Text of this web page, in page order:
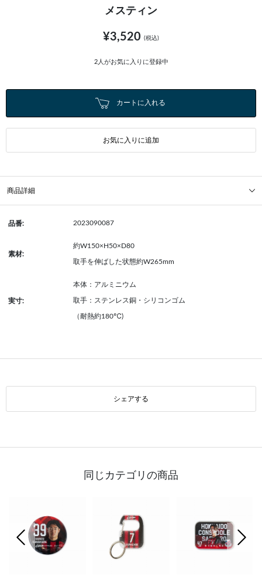
メスティン
¥3,520 (税込)
2人がお気に入りに登録中
カートに入れる
お気に入りに追加
商品詳細
品番: 2023090087
素材:
約W150×H50×D80
取手を伸ばした状態約W265mm
実寸:
本体：アルミニウム
取手：ステンレス銅・シリコンゴム
（耐熱約180℃)
シェアする
同じカテゴリの商品
前の画像